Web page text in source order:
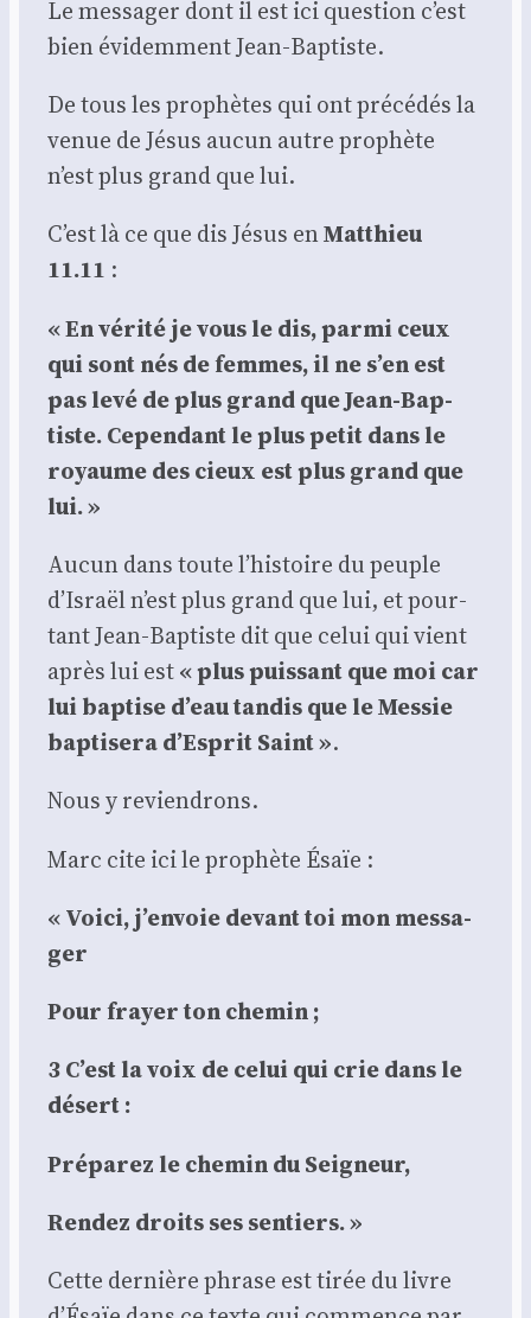
Le mes­sa­ger dont il est ici ques­tion c’est
bien évi­dem­ment Jean-Bap­tiste.
De tous les pro­phètes qui ont pré­cé­dés la
venue de Jésus aucun autre pro­phète
n’est plus grand que lui.
C’est là ce que dis Jésus enMat­thieu
11.11 :
« En véri­té je vous le dis, par­mi ceux
qui sont nés de femmes, il ne s’en est
pas levé de plus grand que Jean-Bap­
tiste. Cepen­dant le plus petit dans le
royaume des cieux est plus grand que
lui. »
Aucun dans toute l’histoire du peuple
d’Israël n’est plus grand que lui, et pour­
tant Jean-Bap­tiste dit que celui qui vient
après lui est« plus puis­sant que moi car
lui bap­tise d’eau tan­dis que le Mes­sie
bap­ti­se­ra d’Esprit Saint ».
Nous y revien­drons.
Marc cite ici le pro­phète Ésaïe :
« Voi­ci, j’en­voie devant toi mon mes­sa­
ger
Pour frayer ton che­min ;
3 C’est la voix de celui qui crie dans le
désert :
Pré­pa­rez le che­min du Sei­gneur,
Ren­dez droits ses sen­tiers. »
Cette der­nière phrase est tirée du livre